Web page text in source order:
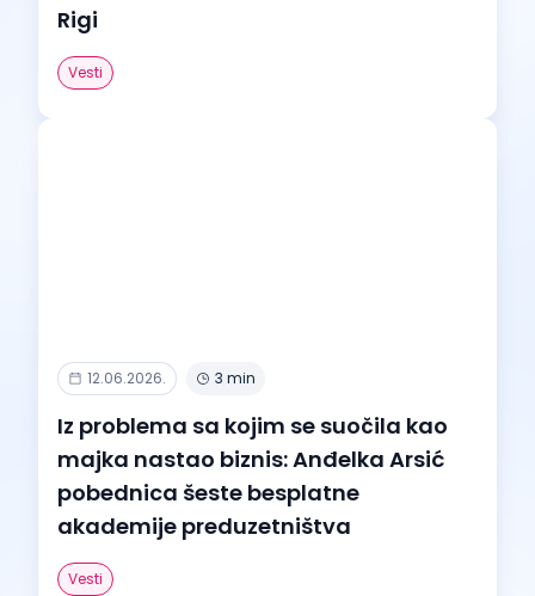
Rigi
Vesti
12.06.2026. 3 min
Iz problema sa kojim se suočila kao
majka nastao biznis: Anđelka Arsić
pobednica šeste besplatne
akademije preduzetništva
Vesti